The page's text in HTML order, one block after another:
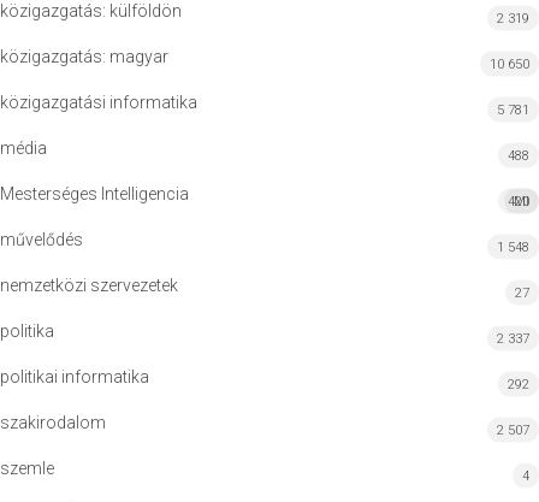
közigazgatás: külföldön 2 319
közigazgatás: magyar 10 650
közigazgatási informatika 5 781
média 488
Mesterséges Intelligencia MI
420
művelődés 1 548
nemzetközi szervezetek 27
politika 2 337
politikai informatika 292
szakirodalom 2 507
szemle 4